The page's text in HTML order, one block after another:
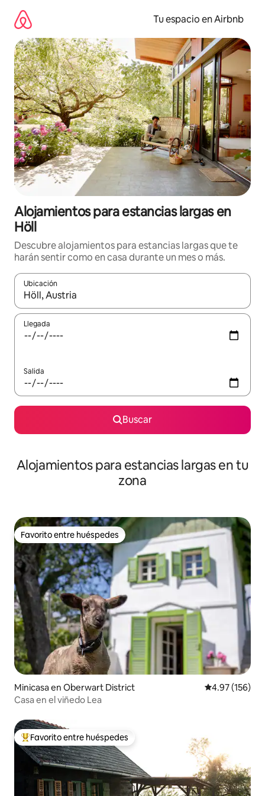
contenido
Tu espacio en Airbnb
Alojamientos para estancias largas en
Höll
Descubre alojamientos para estancias largas que te
harán sentir como en casa durante un mes o más.
Ubicación
Cuando los resultados estén disponibles, podrás navegar
Llegada
Salida
Buscar
Alojamientos para estancias largas en tu
zona
Favorito entre huéspedes
Favorito entre huéspedes
Minicasa en Oberwart District Calificación
4.97 (156)
Casa en el viñedo Lea
De los mejores en Favorito entre huéspedes
Favorito entre huéspedes